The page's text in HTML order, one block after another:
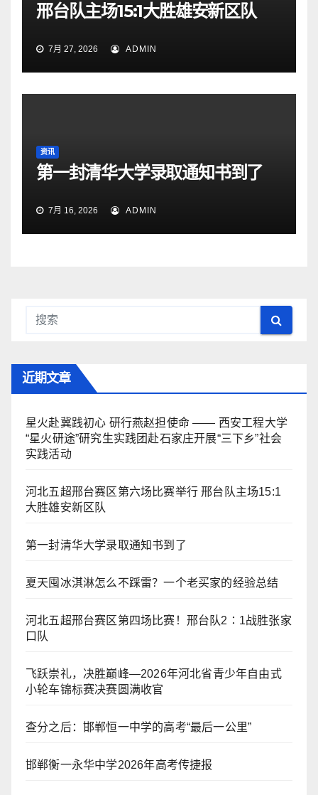
邢台队主场15:1大胜雄安新区队
7月 27, 2026 ADMIN
资讯
第一封清华大学录取通知书到了
7月 16, 2026 ADMIN
近期文章
星火赴冀践初心 研行燕赵担使命 —— 西安工程大学
“星火研途”研究生实践团赴石家庄开展“三下乡”社会
实践活动
河北五超邢台赛区第六场比赛举行 邢台队主场15:1
大胜雄安新区队
第一封清华大学录取通知书到了
夏天囤冰淇淋怎么不踩雷？一个老买家的经验总结
河北五超邢台赛区第四场比赛！邢台队2∶1战胜张家
口队
飞跃崇礼，决胜巅峰—2026年河北省青少年自由式
小轮车锦标赛决赛圆满收官
查分之后：邯郸恒一中学的高考“最后一公里”
邯郸衡一永华中学2026年高考传捷报